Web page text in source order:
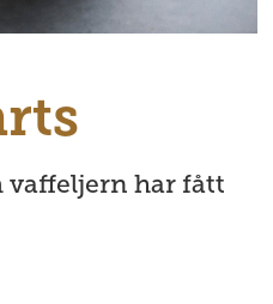
vaffeljern har fått